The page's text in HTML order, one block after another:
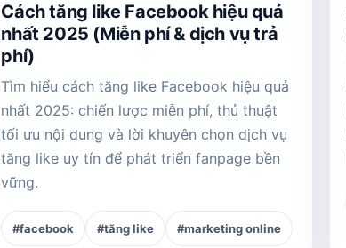
Cách tăng like Facebook hiệu quả
nhất 2025 (Miễn phí & dịch vụ trả
phí)
Tìm hiểu cách tăng like Facebook hiệu quả
nhất 2025: chiến lược miễn phí, thủ thuật
tối ưu nội dung và lời khuyên chọn dịch vụ
tăng like uy tín để phát triển fanpage bền
vững.
#facebook #tăng like #marketing online